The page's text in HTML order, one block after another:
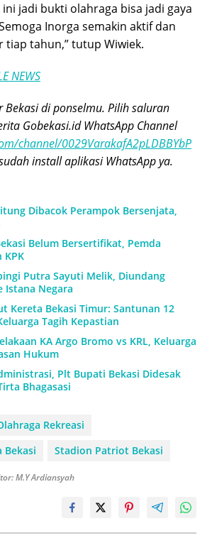
jadi bukti olahraga bisa jadi gaya
Inorga semakin aktif dan
tiap tahun,” tutup Wiwiek.
NEWS
Bekasi di ponselmu. Pilih saluran
Gobekasi.id WhatsApp Channel
channel/0029VarakafA2pLDBBYbP
install aplikasi WhatsApp ya.
Dibacok Perampok Bersenjata,
Belum Bersertifikat, Pemda
KPK
Putra Sayuti Melik, Diundang
Istana Negara
Kereta Bekasi Timur: Santunan 12
Tagih Kepastian
KA Argo Bromo vs KRL, Keluarga
Hukum
Plt Bupati Bekasi Didesak
Bhagasasi
Rekreasi
Bekasi
Stadion Patriot Bekasi
M.Y Ardiansyah